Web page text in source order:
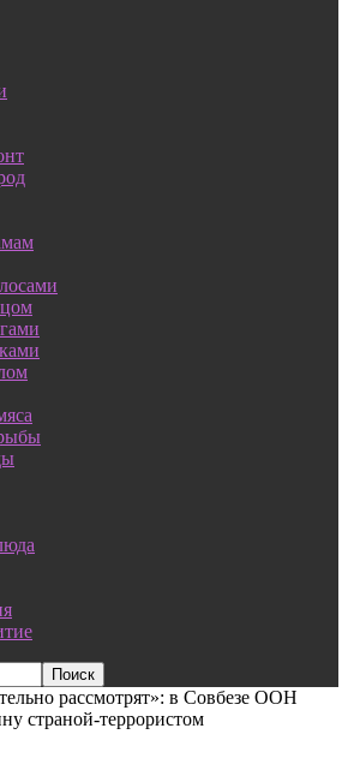
рассмотрят»: в Совбезе ООН
страной-террористом